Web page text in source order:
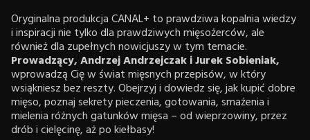
Oryginalna produkcja CANAL+ to prawdziwa kopalnia wiedzy
i inspiracji nie tylko dla prawdziwych mięsożerców, ale
również dla zupełnych nowicjuszy w tym temacie.
Prowadzący, Andrzej Andrzejczak i Jurek Sobieniak,
wprowadzą Cię w świat mięsnych przepisów, w który
wsiąkniesz bez reszty. Obejrzyj i dowiedz się, jak kupić dobre
mięso, poznaj sekrety pieczenia, gotowania, smażenia i
mielenia różnych gatunków mięsa – od wieprzowiny, przez
drób i cielęcinę, aż po kiełbasy!